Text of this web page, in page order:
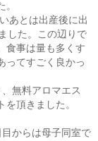
あとは出産後に出
した。この辺りで
食事は量も多くす
ってすごく良かっ
無料アロマエス
頂きました。
からは母子同室で